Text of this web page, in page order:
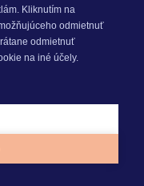
Kliknutím na
odmietnuť
odmietnuť
na iné účely.